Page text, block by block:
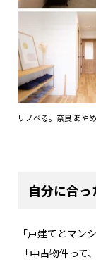
リノベる。奈良 あや
自分に合
「戸建てとマン
「中古物件って